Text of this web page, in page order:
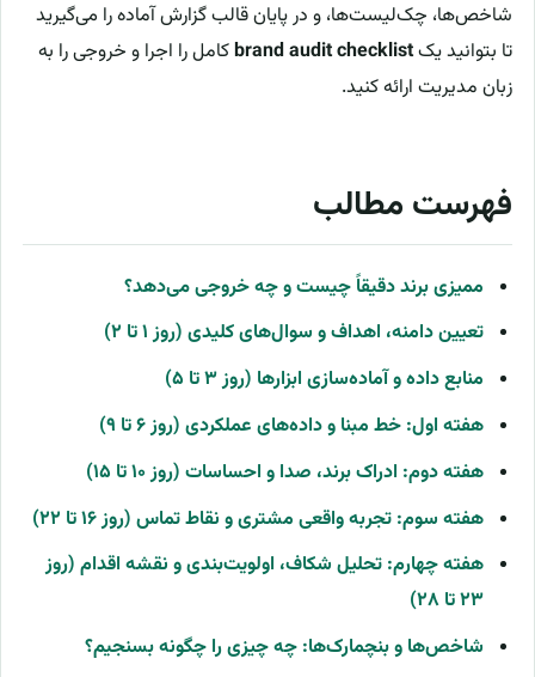
شاخص‌ها، چک‌لیست‌ها، و در پایان قالب گزارش آماده را می‌گیرید
تا بتوانید یکbrand audit checklistکامل را اجرا و خروجی را به
زبان مدیریت ارائه کنید.
فهرست مطالب
ممیزی برند دقیقاً چیست و چه خروجی می‌دهد؟
تعیین دامنه، اهداف و سوال‌های کلیدی (روز ۱ تا ۲)
منابع داده و آماده‌سازی ابزارها (روز ۳ تا ۵)
هفته اول: خط مبنا و داده‌های عملکردی (روز ۶ تا ۹)
هفته دوم: ادراک برند، صدا و احساسات (روز ۱۰ تا ۱۵)
هفته سوم: تجربه واقعی مشتری و نقاط تماس (روز ۱۶ تا ۲۲)
هفته چهارم: تحلیل شکاف، اولویت‌بندی و نقشه اقدام (روز
۲۳ تا ۲۸)
شاخص‌ها و بنچمارک‌ها: چه چیزی را چگونه بسنجیم؟